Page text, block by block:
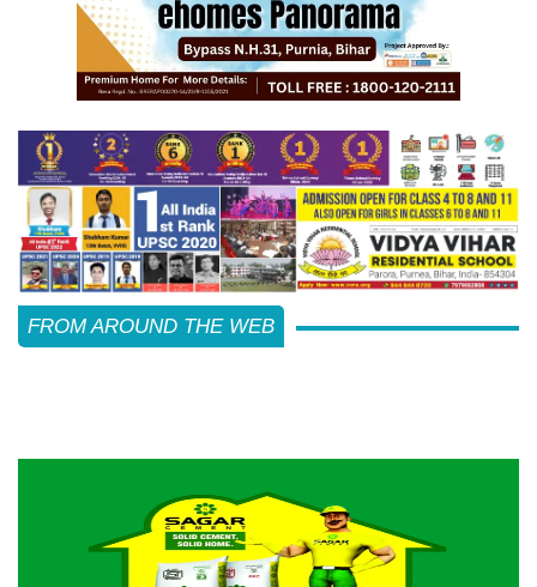
FROM AROUND THE WEB